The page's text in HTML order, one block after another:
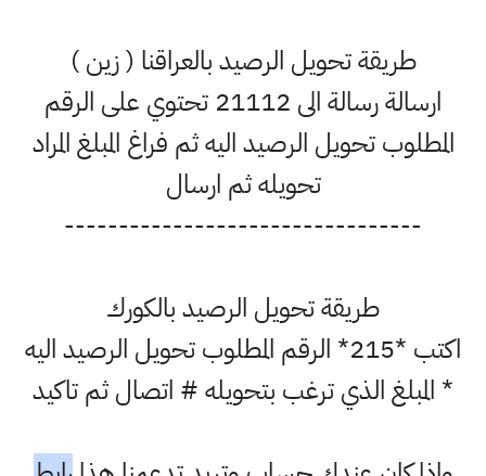
طريقة تحويل الرصيد بالعراقنا ( زين )
ارسالة رسالة الى 21112 تحتوي على الرقم
المطلوب تحويل الرصيد اليه ثم فراغ المبلغ المراد
تحويله ثم ارسال
---------------------------------
طريقة تحويل الرصيد بالكورك
اكتب *215* الرقم المطلوب تحويل الرصيد اليه
* المبلغ الذي ترغب بتحويله # اتصال ثم تاكيد